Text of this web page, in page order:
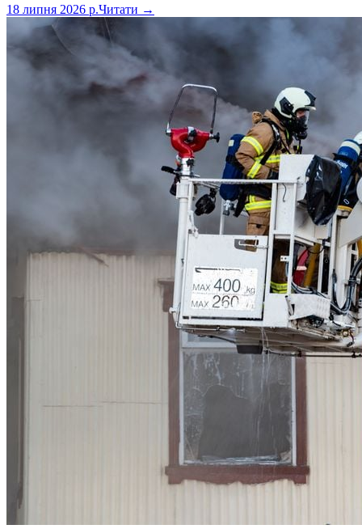
18 липня 2026 р.Читати →